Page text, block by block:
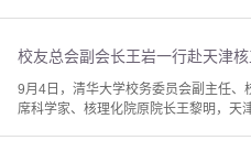
校友总会副会长王岩一行赴天津
9月4日，清华大学校务委员会副主任
席科学家、核理化院原院长王黎明，天